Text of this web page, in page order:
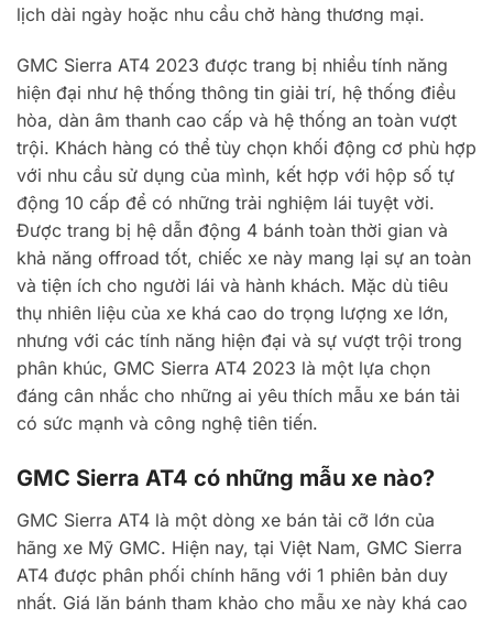
lịch dài ngày hoặc nhu cầu chở hàng thương mại.
GMC Sierra AT4 2023 được trang bị nhiều tính năng
hiện đại như hệ thống thông tin giải trí, hệ thống điều
hòa, dàn âm thanh cao cấp và hệ thống an toàn vượt
trội. Khách hàng có thể tùy chọn khối động cơ phù hợp
với nhu cầu sử dụng của mình, kết hợp với hộp số tự
động 10 cấp để có những trải nghiệm lái tuyệt vời.
Được trang bị hệ dẫn động 4 bánh toàn thời gian và
khả năng offroad tốt, chiếc xe này mang lại sự an toàn
và tiện ích cho người lái và hành khách. Mặc dù tiêu
thụ nhiên liệu của xe khá cao do trọng lượng xe lớn,
nhưng với các tính năng hiện đại và sự vượt trội trong
phân khúc, GMC Sierra AT4 2023 là một lựa chọn
đáng cân nhắc cho những ai yêu thích mẫu xe bán tải
có sức mạnh và công nghệ tiên tiến.
GMC Sierra AT4 có những mẫu xe nào?
GMC Sierra AT4 là một dòng xe bán tải cỡ lớn của
hãng xe Mỹ GMC. Hiện nay, tại Việt Nam, GMC Sierra
AT4 được phân phối chính hãng với 1 phiên bản duy
nhất. Giá lăn bánh tham khảo cho mẫu xe này khá cao